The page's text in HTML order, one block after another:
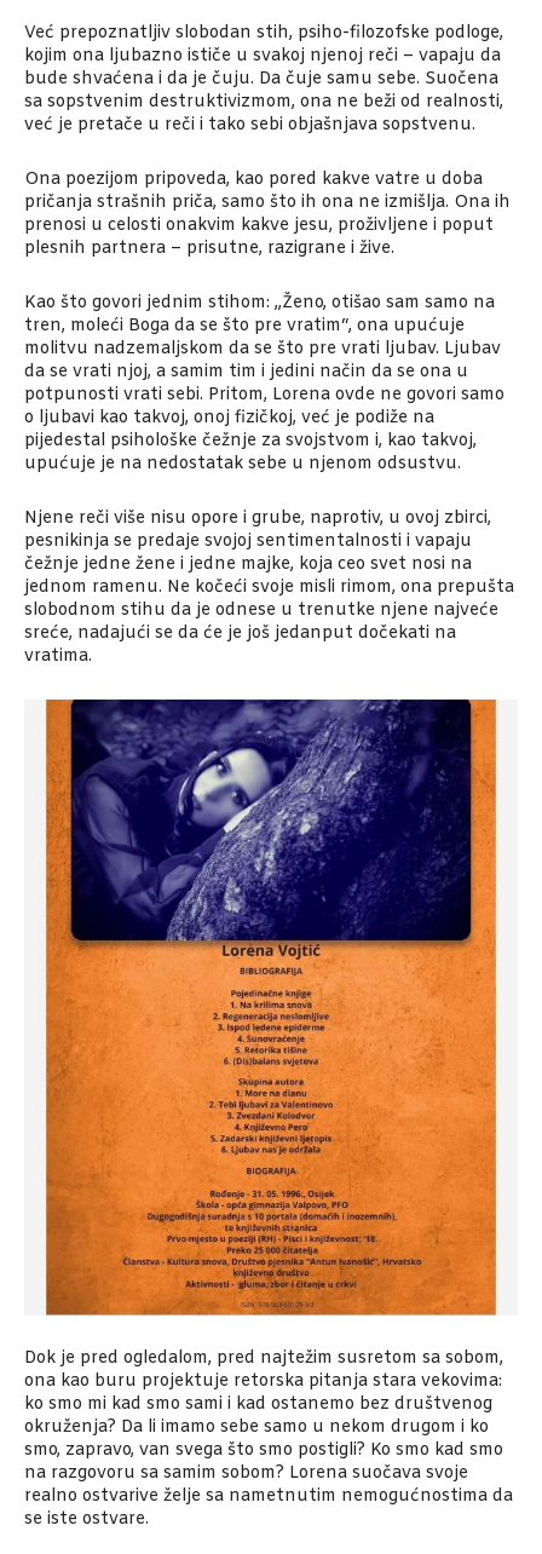
Već prepoznatljiv slobodan stih, psiho-filozofske podloge,
kojim ona ljubazno ističe u svakoj njenoj reči – vapaju da
bude shvaćena i da je čuju. Da čuje samu sebe. Suočena
sa sopstvenim destruktivizmom, ona ne beži od realnosti,
već je pretače u reči i tako sebi objašnjava sopstvenu.
Ona poezijom pripoveda, kao pored kakve vatre u doba
pričanja strašnih priča, samo što ih ona ne izmišlja. Ona ih
prenosi u celosti onakvim kakve jesu, proživljene i poput
plesnih partnera – prisutne, razigrane i žive.
Kao što govori jednim stihom: „Ženo, otišao sam samo na
tren, moleći Boga da se što pre vratim“, ona upućuje
molitvu nadzemaljskom da se što pre vrati ljubav. Ljubav
da se vrati njoj, a samim tim i jedini način da se ona u
potpunosti vrati sebi. Pritom, Lorena ovde ne govori samo
o ljubavi kao takvoj, onoj fizičkoj, već je podiže na
pijedestal psihološke čežnje za svojstvom i, kao takvoj,
upućuje je na nedostatak sebe u njenom odsustvu.
Njene reči više nisu opore i grube, naprotiv, u ovoj zbirci,
pesnikinja se predaje svojoj sentimentalnosti i vapaju
čežnje jedne žene i jedne majke, koja ceo svet nosi na
jednom ramenu. Ne kočeći svoje misli rimom, ona prepušta
slobodnom stihu da je odnese u trenutke njene najveće
sreće, nadajući se da će je još jedanput dočekati na
vratima.
Dok je pred ogledalom, pred najtežim susretom sa sobom,
ona kao buru projektuje retorska pitanja stara vekovima:
ko smo mi kad smo sami i kad ostanemo bez društvenog
okruženja? Da li imamo sebe samo u nekom drugom i ko
smo, zapravo, van svega što smo postigli? Ko smo kad smo
na razgovoru sa samim sobom? Lorena suočava svoje
realno ostvarive želje sa nametnutim nemogućnostima da
se iste ostvare.